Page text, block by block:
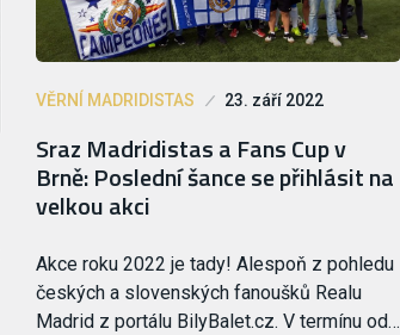
VĚRNÍ MADRIDISTAS 23. září 2022
Sraz Madridistas a Fans Cup v
Brně: Poslední šance se přihlásit na
velkou akci
Akce roku 2022 je tady! Alespoň z pohledu
českých a slovenských fanoušků Realu
Madrid z portálu BilyBalet.cz. V termínu od…